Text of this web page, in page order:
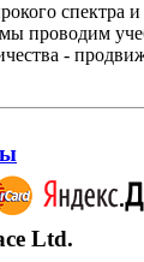
проводим
-
Ltd.